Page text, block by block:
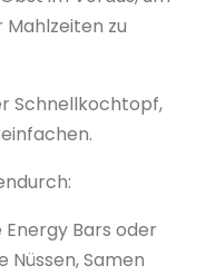
zu
Schnellkochtopf,
Bars oder
Nüssen, Samen